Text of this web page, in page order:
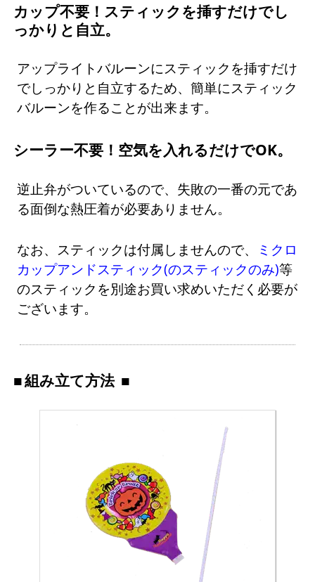
カップ不要！スティックを挿すだけでし
っかりと自立。
アップライトバルーンにスティックを挿すだけ
でしっかりと自立するため、簡単にスティック
バルーンを作ることが出来ます。
シーラー不要！空気を入れるだけでOK。
逆止弁がついているので、失敗の一番の元であ
る面倒な熱圧着が必要ありません。
なお、スティックは付属しませんので、
ミクロ
カップアンドスティック(のスティックのみ)等
のスティックを別途お買い求めいただく必要が
ございます。
組み立て方法